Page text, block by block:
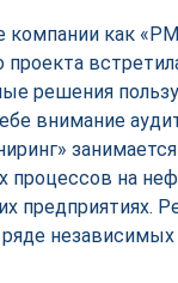
компании как
проекта
решения
внимание
процессов на
предприятиях.
независимых